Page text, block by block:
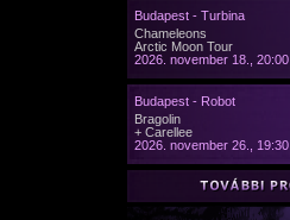
Budapest - Turbina
Chameleons
Arctic Moon Tour
2026. november 18., 20:00
Budapest - Robot
Bragolin
+ Carellee
2026. november 26., 19:30